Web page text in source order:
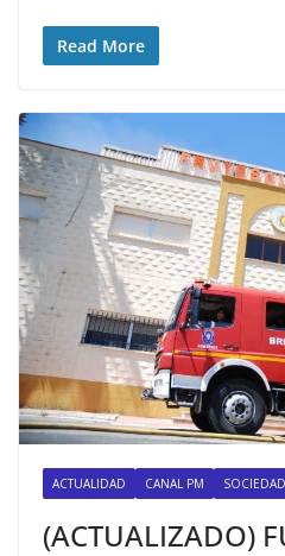
Read More
ACTUALIDAD CANAL PM SOCIEDAD
(ACTUALIZADO)